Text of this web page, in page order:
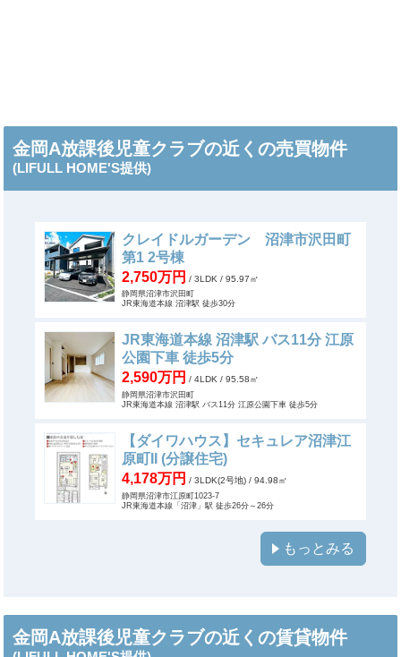
金岡A放課後児童クラブの近くの売買物件
(LIFULL HOME'S提供)
クレイドルガーデン 沼津市沢田町
第1 2号棟
2,750万円 / 3LDK / 95.97㎡
静岡県沼津市沢田町
JR東海道本線 沼津駅 徒歩30分
JR東海道本線 沼津駅 バス11分 江原
公園下車 徒歩5分
2,590万円 / 4LDK / 95.58㎡
静岡県沼津市沢田町
JR東海道本線 沼津駅 バス11分 江原公園下車 徒歩5分
【ダイワハウス】セキュレア沼津江
原町II (分譲住宅)
4,178万円 / 3LDK(2号地) / 94.98㎡
静岡県沼津市江原町1023-7
JR東海道本線「沼津」駅 徒歩26分～26分
もっとみる
金岡A放課後児童クラブの近くの賃貸物件